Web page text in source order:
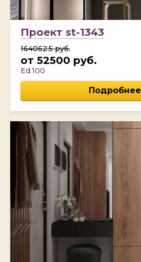
Проект st-1343
164062.5 руб.
от 52500 руб.
Ed.100
Подробнее